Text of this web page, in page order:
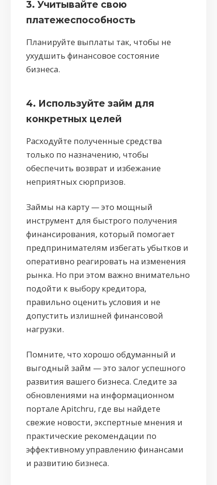
3. Учитывайте свою
платежеспособность
Планируйте выплаты так, чтобы не
ухудшить финансовое состояние
бизнеса.
4. Используйте займ для
конкретных целей
Расходуйте полученные средства
только по назначению, чтобы
обеспечить возврат и избежание
неприятных сюрпризов.
Займы на карту — это мощный
инструмент для быстрого получения
финансирования, который помогает
предпринимателям избегать убытков и
оперативно реагировать на изменения
рынка. Но при этом важно внимательно
подойти к выбору кредитора,
правильно оценить условия и не
допустить излишней финансовой
нагрузки.
Помните, что хорошо обдуманный и
выгодный займ — это залог успешного
развития вашего бизнеса. Следите за
обновлениями на информационном
портале Apitchru, где вы найдете
свежие новости, экспертные мнения и
практические рекомендации по
эффективному управлению финансами
и развитию бизнеса.